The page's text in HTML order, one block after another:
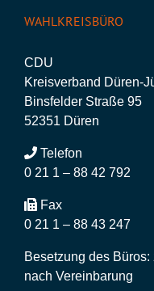
WAHLKREISBÜRO
CDU
Kreisverband Düren-
Binsfelder Straße 95
52351 Düren
Telefon
0 21 1 – 88 42 792
Fax
0 21 1 – 88 43 247
Besetzung des
nach Vereinbarung